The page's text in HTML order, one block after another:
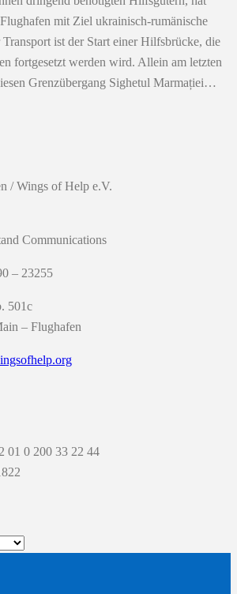
mit Ziel ukrainisch-rumänische
ist der Start einer Hilfsbrücke, die
fortgesetzt werden wird. Allein am letzten
Grenzübergang Sighetul Marmației…
/ Wings of Help e.V.
Communications
– 23255
501c
– Flughafen
01 0 200 33 22 44